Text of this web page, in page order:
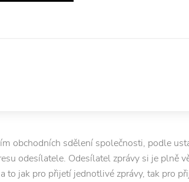
obchodních sdělení společnosti, podle
odesílatele. Odesílatel zprávy si je plně
to jak pro přijetí jednotlivé zprávy, tak pro